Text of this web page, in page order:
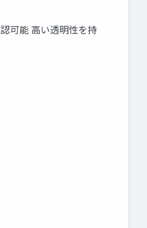
可能 高い透明性を持